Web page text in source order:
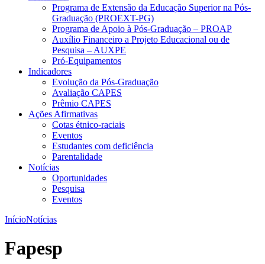
Programa de Extensão da Educação Superior na Pós-
Graduação (PROEXT-PG)
Programa de Apoio à Pós-Graduação – PROAP
Auxílio Financeiro a Projeto Educacional ou de
Pesquisa – AUXPE
Pró-Equipamentos
Indicadores
Evolução da Pós-Graduação
Avaliação CAPES
Prêmio CAPES
Ações Afirmativas
Cotas étnico-raciais
Eventos
Estudantes com deficiência
Parentalidade
Notícias
Oportunidades
Pesquisa
Eventos
InícioNotícias
Fapesp